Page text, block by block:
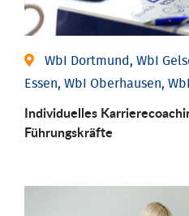
WbI Dortmund, WbI
Essen, WbI Oberhausen,
Individu­elles
Führungs­kräfte